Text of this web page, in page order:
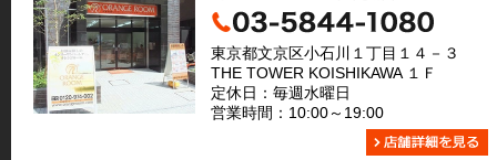
東京都文京区小石川１丁目１４－３
THE TOWER KOISHIKAWA １Ｆ
定休日：毎週水曜日
営業時間：10:00～19:00